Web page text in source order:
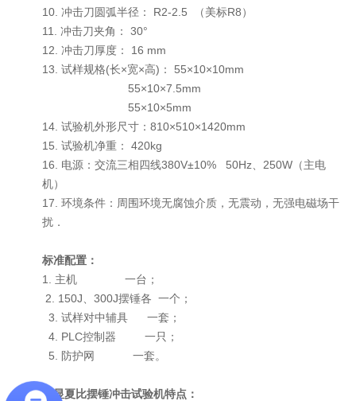
10. 冲击刀圆弧半径： R2-2.5 （美标R8）
11. 冲击刀夹角： 30°
12. 冲击刀厚度： 16 mm
13. 试样规格(长×宽×高)： 55×10×10mm
55×10×7.5mm
55×10×5mm
14. 试验机外形尺寸：810×510×1420mm
15. 试验机净重： 420kg
16. 电源：交流三相四线380V±10% 50Hz、250W（主电
机）
17. 环境条件：周围环境无腐蚀介质，无震动，无强电磁场干
扰．
标准配置：
1. 主机 一台；
2. 150J、300J摆锤各 一个；
3. 试样对中辅具 一套；
4. PLC控制器 一只；
5. 防护网 一套。
数显夏比摆锤冲击试验机特点：